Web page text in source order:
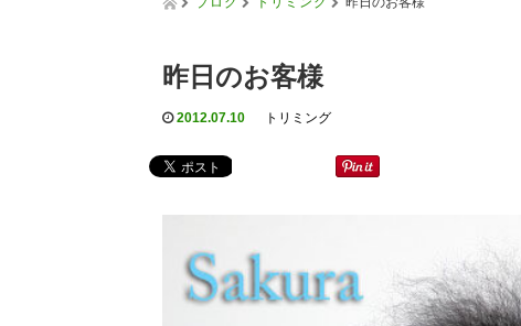
昨日のお客様
2012.07.10 トリミング